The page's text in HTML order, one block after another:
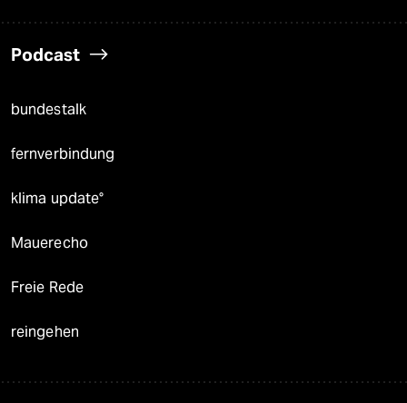
Podcast
bundestalk
fernverbindung
klima update°
Mauerecho
Freie Rede
reingehen